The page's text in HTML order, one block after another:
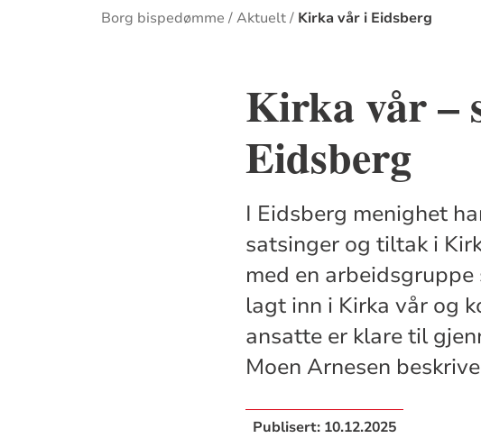
Brødsmulesti
Borg bispedømme Aktuelt Kirka vår i Eidsberg
Kirka vår –
Eidsberg
I Eidsberg menighet
satsinger og tiltak i
med en
lagt inn i Kirka vår og
ansatte er klare til
Moen Arnesen
Publisert: 10.12.2025